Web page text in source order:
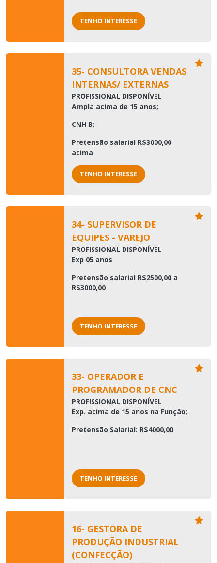
TENHO INTERESSE
35- CONSULTORA VENDAS
INTERNAS/ EXTERNAS
PROFISSIONAL DISPONÍVEL
Ampla acima de 15 anos;
CNH B;
Pretensão salarial R$3000,00
acima
TENHO INTERESSE
34- SUPERVISOR DE
EQUIPES - VAREJO
PROFISSIONAL DISPONÍVEL
Exp 05 anos
Pretensão salarial R$2500,00 a
R$3000,00
TENHO INTERESSE
33- OPERADOR E
PROGRAMADOR DE CNC
PROFISSIONAL DISPONÍVEL
Exp. acima de 15 anos na Função;
Pretensão Salarial: R$4000,00
TENHO INTERESSE
16- GESTORA DE
PRODUÇÃO INDUSTRIAL
(CONFECÇÃO)